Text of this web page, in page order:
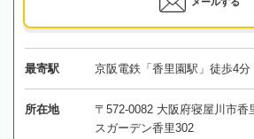
最寄駅 京阪電鉄「香里園駅」徒歩4分
所在地
〒572-0082 大阪府寝屋川市香
スガーデン香里302